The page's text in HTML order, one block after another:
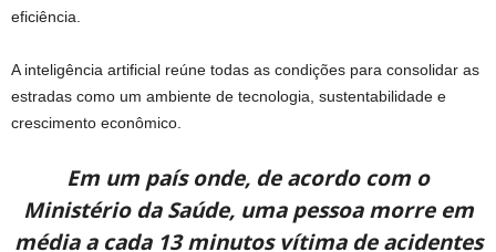
eficiência.
A inteligência artificial reúne todas as condições para consolidar as
estradas como um ambiente de tecnologia, sustentabilidade e
crescimento econômico.
Em um país onde, de acordo com o
Ministério da Saúde, uma pessoa morre em
média a cada 13 minutos vítima de acidentes